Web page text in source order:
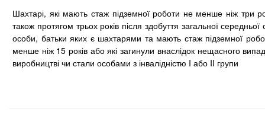
Шахтарі, які мають стаж підземної роботи не менше ніж три
також протягом трьох років після здобуття загальної середньої
особи, батьки яких є шахтарями та мають стаж підземної
менше ніж 15 років або які загинули внаслідок нещасного
виробництві чи стали особами з інвалідністю I або II групи